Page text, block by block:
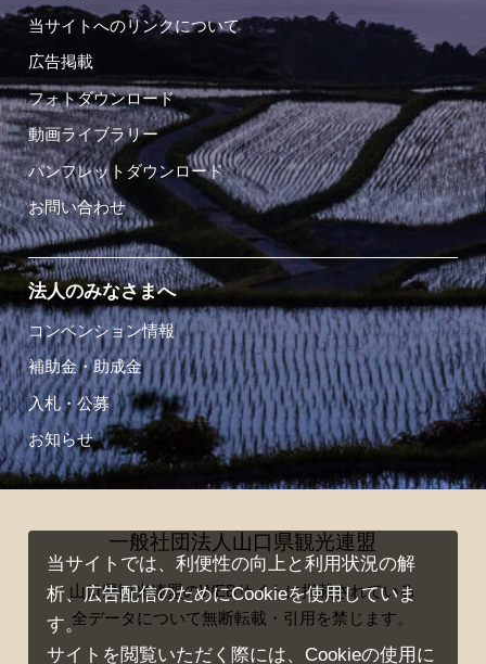
当サイトへのリンクについて
広告掲載
フォトダウンロード
動画ライブラリー
パンフレットダウンロード
お問い合わせ
法人のみなさまへ
コンベンション情報
補助金・助成金
入札・公募
お知らせ
一般社団法人山口県観光連盟
山口県観光連盟のWEBサイトに掲載されている
全データについて無断転載・引用を禁じます。
当サイトでは、利便性の向上と利用状況の解
析、広告配信のためにCookieを使用していま
す。
サイトを閲覧いただく際には、Cookieの使用に